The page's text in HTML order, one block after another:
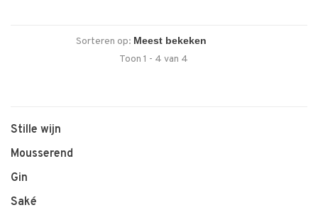
Sorteren op:
Toon 1 - 4 van 4
Stille wijn
Mousserend
Gin
Saké